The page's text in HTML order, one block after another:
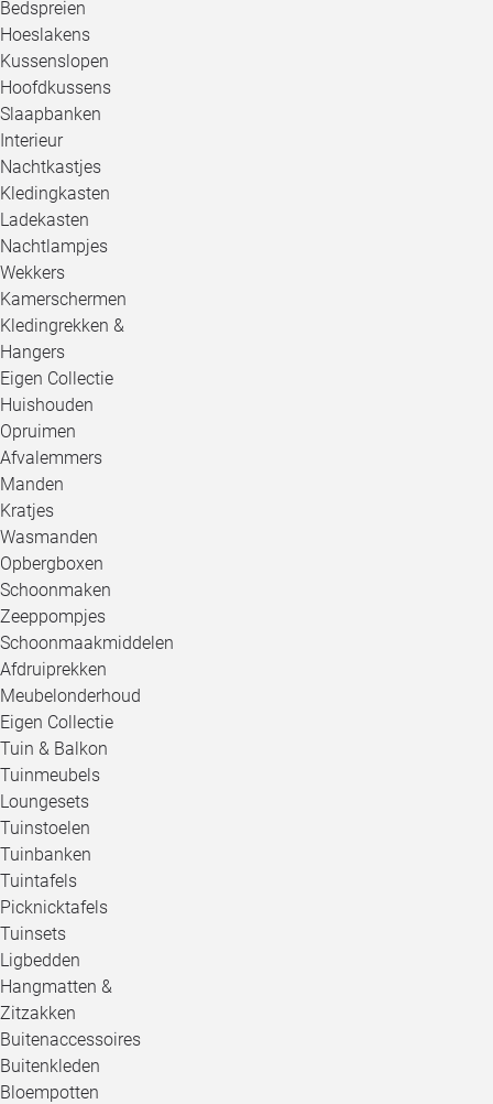
Bedspreien
Hoeslakens
Kussenslopen
Hoofdkussens
Slaapbanken
Interieur
Nachtkastjes
Kledingkasten
Ladekasten
Nachtlampjes
Wekkers
Kamerschermen
Kledingrekken &
Hangers
Eigen Collectie
Huishouden
Opruimen
Afvalemmers
Manden
Kratjes
Wasmanden
Opbergboxen
Schoonmaken
Zeeppompjes
Schoonmaakmiddelen
Afdruiprekken
Meubelonderhoud
Eigen Collectie
Tuin & Balkon
Tuinmeubels
Loungesets
Tuinstoelen
Tuinbanken
Tuintafels
Picknicktafels
Tuinsets
Ligbedden
Hangmatten &
Zitzakken
Buitenaccessoires
Buitenkleden
Bloempotten